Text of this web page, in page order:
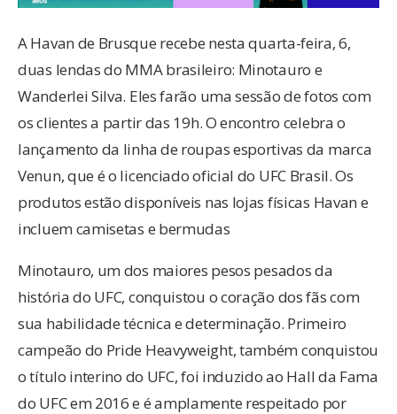
A Havan de Brusque recebe nesta quarta-feira, 6,
duas lendas do MMA brasileiro: Minotauro e
Wanderlei Silva. Eles farão uma sessão de fotos com
os clientes a partir das 19h. O encontro celebra o
lançamento da linha de roupas esportivas da marca
Venun, que é o licenciado oficial do UFC Brasil. Os
produtos estão disponíveis nas lojas físicas Havan e
incluem camisetas e bermudas
Minotauro, um dos maiores pesos pesados da
história do UFC, conquistou o coração dos fãs com
sua habilidade técnica e determinação. Primeiro
campeão do Pride Heavyweight, também conquistou
o título interino do UFC, foi induzido ao Hall da Fama
do UFC em 2016 e é amplamente respeitado por